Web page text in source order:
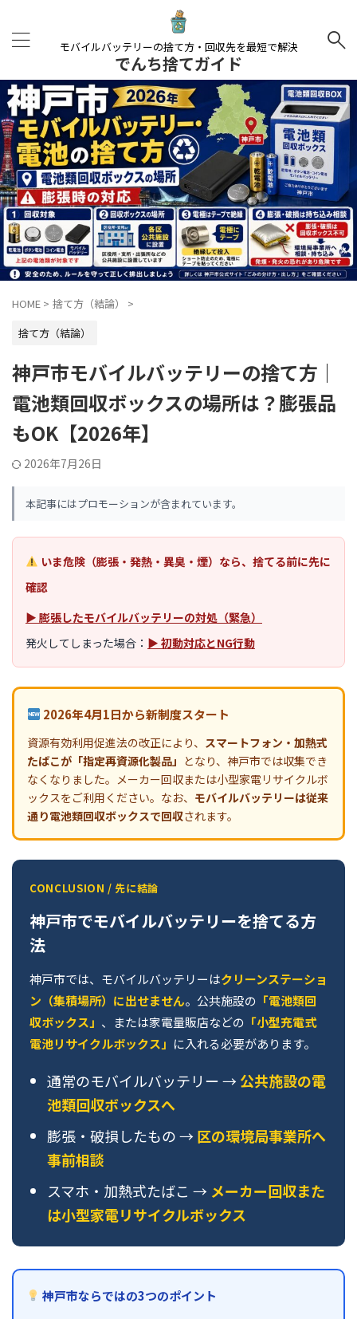
モバイルバッテリーの捨て方・回収先を最短で解決
でんち捨てガイド
HOME > 捨て方（結論）
>
捨て方（結論）
神戸市モバイルバッテリーの捨て方｜
電池類回収ボックスの場所は？膨張品
もOK【2026年】
2026年7月26日
本記事にはプロモーションが含まれています。
いま危険（膨張・発熱・異臭・煙）なら、捨てる前に先に
確認
▶ 膨張したモバイルバッテリーの対処（緊急）
発火してしまった場合： ▶ 初動対応とNG行動
2026年4月1日から新制度スタート
資源有効利用促進法の改正により、 スマートフォン・加熱式
たばこが「指定再資源化製品」 となり、神戸市では収集でき
なくなりました。メーカー回収または小型家電リサイクルボ
ックスをご利用ください。なお、 モバイルバッテリーは従来
通り電池類回収ボックスで回収されます。
CONCLUSION / 先に結論
神戸市でモバイルバッテリーを捨てる方
法
神戸市では、モバイルバッテリーはクリーンステーショ
ン（集積場所）に出せません。公共施設の 「電池類回
収ボックス」 、または家電量販店などの 「小型充電式
電池リサイクルボックス」 に入れる必要があります。
通常のモバイルバッテリー → 公共施設の電
池類回収ボックスへ
膨張・破損したもの → 区の環境局事業所へ
事前相談
スマホ・加熱式たばこ → メーカー回収また
は小型家電リサイクルボックス
神戸市ならではの3つのポイント